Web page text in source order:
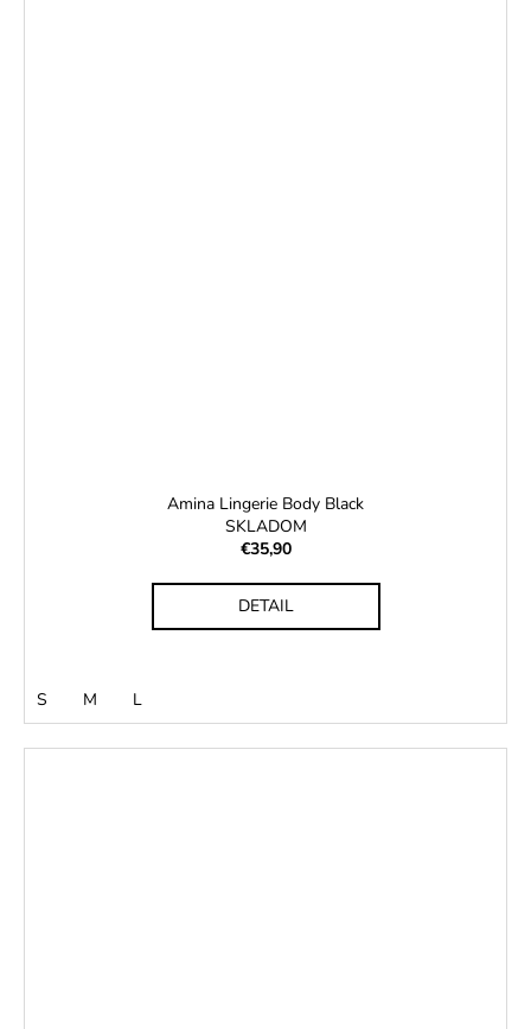
Amina Lingerie Body Black
SKLADOM
€35,90
DETAIL
S M L